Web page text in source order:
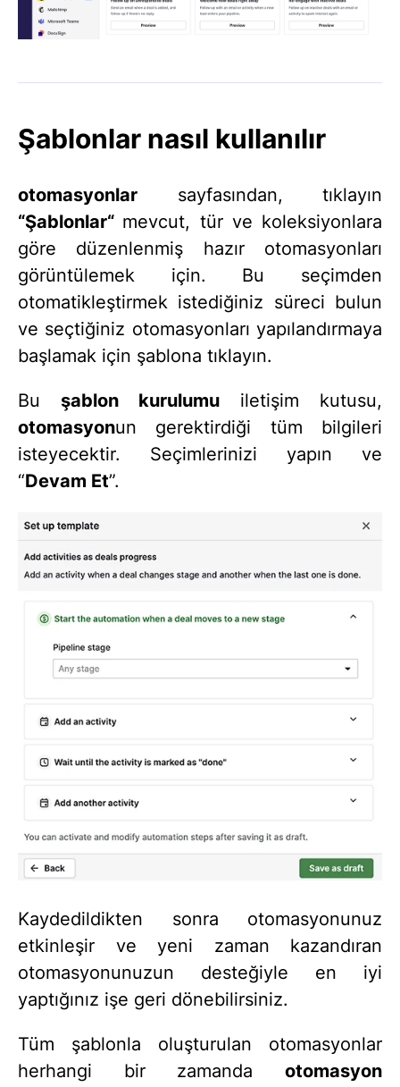
Şablonlar nasıl kullanılır
otomasyonlar sayfasından, tıklayın
“Şablonlar“ mevcut, tür ve koleksiyonlara
göre düzenlenmiş hazır otomasyonları
görüntülemek için. Bu seçimden
otomatikleştirmek istediğiniz süreci bulun
ve seçtiğiniz otomasyonları yapılandırmaya
başlamak için şablona tıklayın.
Bu şablon kurulumu iletişim kutusu,
otomasyonun gerektirdiği tüm bilgileri
isteyecektir. Seçimlerinizi yapın ve
“Devam Et”.
Kaydedildikten sonra otomasyonunuz
etkinleşir ve yeni zaman kazandıran
otomasyonunuzun desteğiyle en iyi
yaptığınız işe geri dönebilirsiniz.
Tüm şablonla oluşturulan otomasyonlar
herhangi bir zamanda otomasyon